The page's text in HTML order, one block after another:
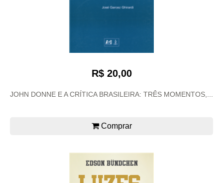
R$ 20,00
JOHN DONNE E A CRÍTICA BRASILEIRA: TRÊS MOMENTOS,...
Comprar